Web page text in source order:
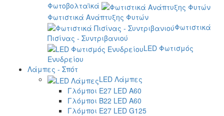
Φωτοβολταϊκά
Φωτιστικά Ανάπτυξης Φυτών
Φωτιστικά
Πισίνας - Συντριβανιού
LED Φωτισμός
Ενυδρείου
Λάμπες - Σπότ
LED Λάμπες
Γλόμποι E27 LED A60
Γλόμποι B22 LED A60
Γλόμποι E27 LED G125